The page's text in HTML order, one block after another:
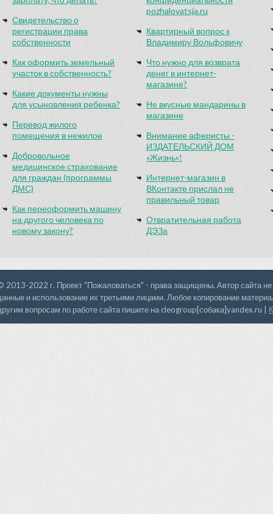
Свидетельство о
регистрации права
собственности
Как оформить земельный
участок в собственность?
Какие документы нужны
для усыновления ребенка?
Перевод жилого
помещения в нежилое
Добровольное
медицинское страхование
для граждан (программы
ДМС)
Как переоформить машину
на другого человека по
новому закону?
pozhalovatsja.ru
Квартирный вопрос к
Владимиру Вольфовичу
Что нужно для возврата
денег в интернет-
магазине?
Не вкусные мандарины в
магазине
Внимание аферисты -
ИЗДАТЕЛЬСКИЙ ДОМ
«Жизнь»!
Интернет-магазин в
ВКонтакте прислал не
правильный товар
Отвратительная работа
ДЭЗа
2013-2022 г. Проект "Пожаловаться" - права защищены. Автор сайта не
и использование их третьими лицами. Любое копирование
вопросам по работе сайта пишите на cleogroup[собака]yandex.ru |